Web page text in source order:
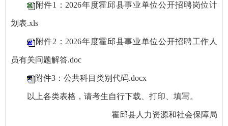
附件1：2026年度霍邱县事业单位公开招聘岗位计
划表.xls
附件2：2026年度霍邱县事业单位公开招聘工作人
员有关问题解答.doc
附件3：公共科目类别代码.docx
以上各类表格，请考生自行下载、打印、填写。
霍邱县人力资源和社会保障局